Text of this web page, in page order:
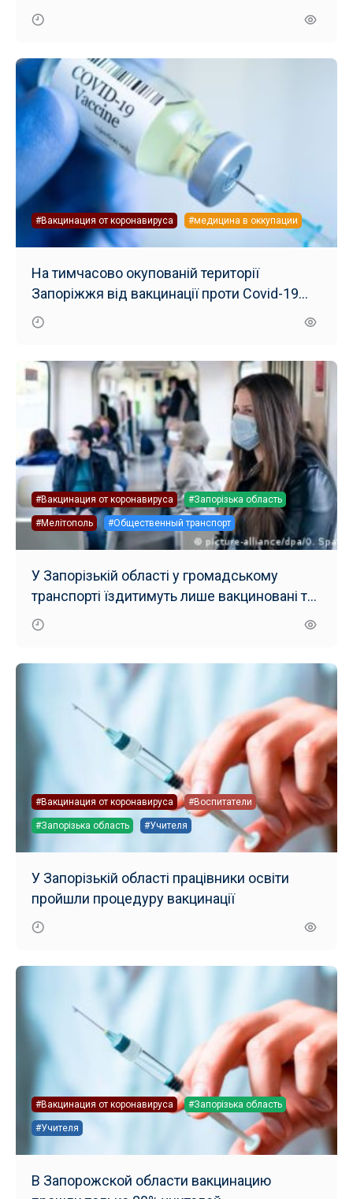
#Вакцинация от коронавируса #медицина в оккупации
На тимчасово окупованій території
Запоріжжя від вакцинації проти Covid-19
померли чотири людини
#Вакцинация от коронавируса #Запорізька область
#Мелітополь #Общественный транспорт
У Запорізькій області у громадському
транспорті їздитимуть лише вакциновані та
з довідкою
#Вакцинация от коронавируса #Воспитатели
#Запорізька область #Учителя
У Запорізькій області працівники освіти
пройшли процедуру вакцинації
#Вакцинация от коронавируса #Запорізька область
#Учителя
В Запорожской области вакцинацию